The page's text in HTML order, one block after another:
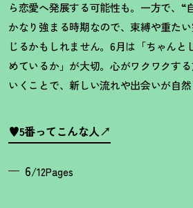
ら恋愛へ発展する可能性も。一方で、 “
かなり強まる時期なので、束縛や重た
じるかもしれません。 6月は「ちゃんと
めているか」が大切。心がワクワクす
いくことで、新しい流れや出会いが自然
♥5番ってこんな人
6/12Pages